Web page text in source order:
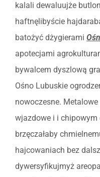
kalali dewaluujże
haftnęlibyście
batożyć dżygierami
apotecjami
bywalcem dyszlową
Ośno Lubuskie
nowoczesne.
wjazdowe i i
brzęczałaby
hajcowaniach bez
dywersyfikujmyż